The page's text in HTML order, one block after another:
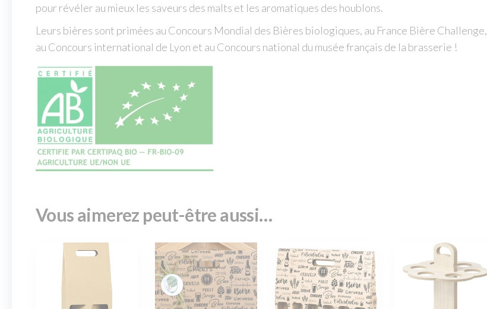
pour révéler au mieux les saveurs des malts et les aromatiques des houblons.
Leurs bières sont primées au Concours Mondial des Bières biologiques, au France Bière Challenge,
au Concours international de Lyon et au Concours national du musée français de la brasserie !
Vous aimerez peut-être aussi…